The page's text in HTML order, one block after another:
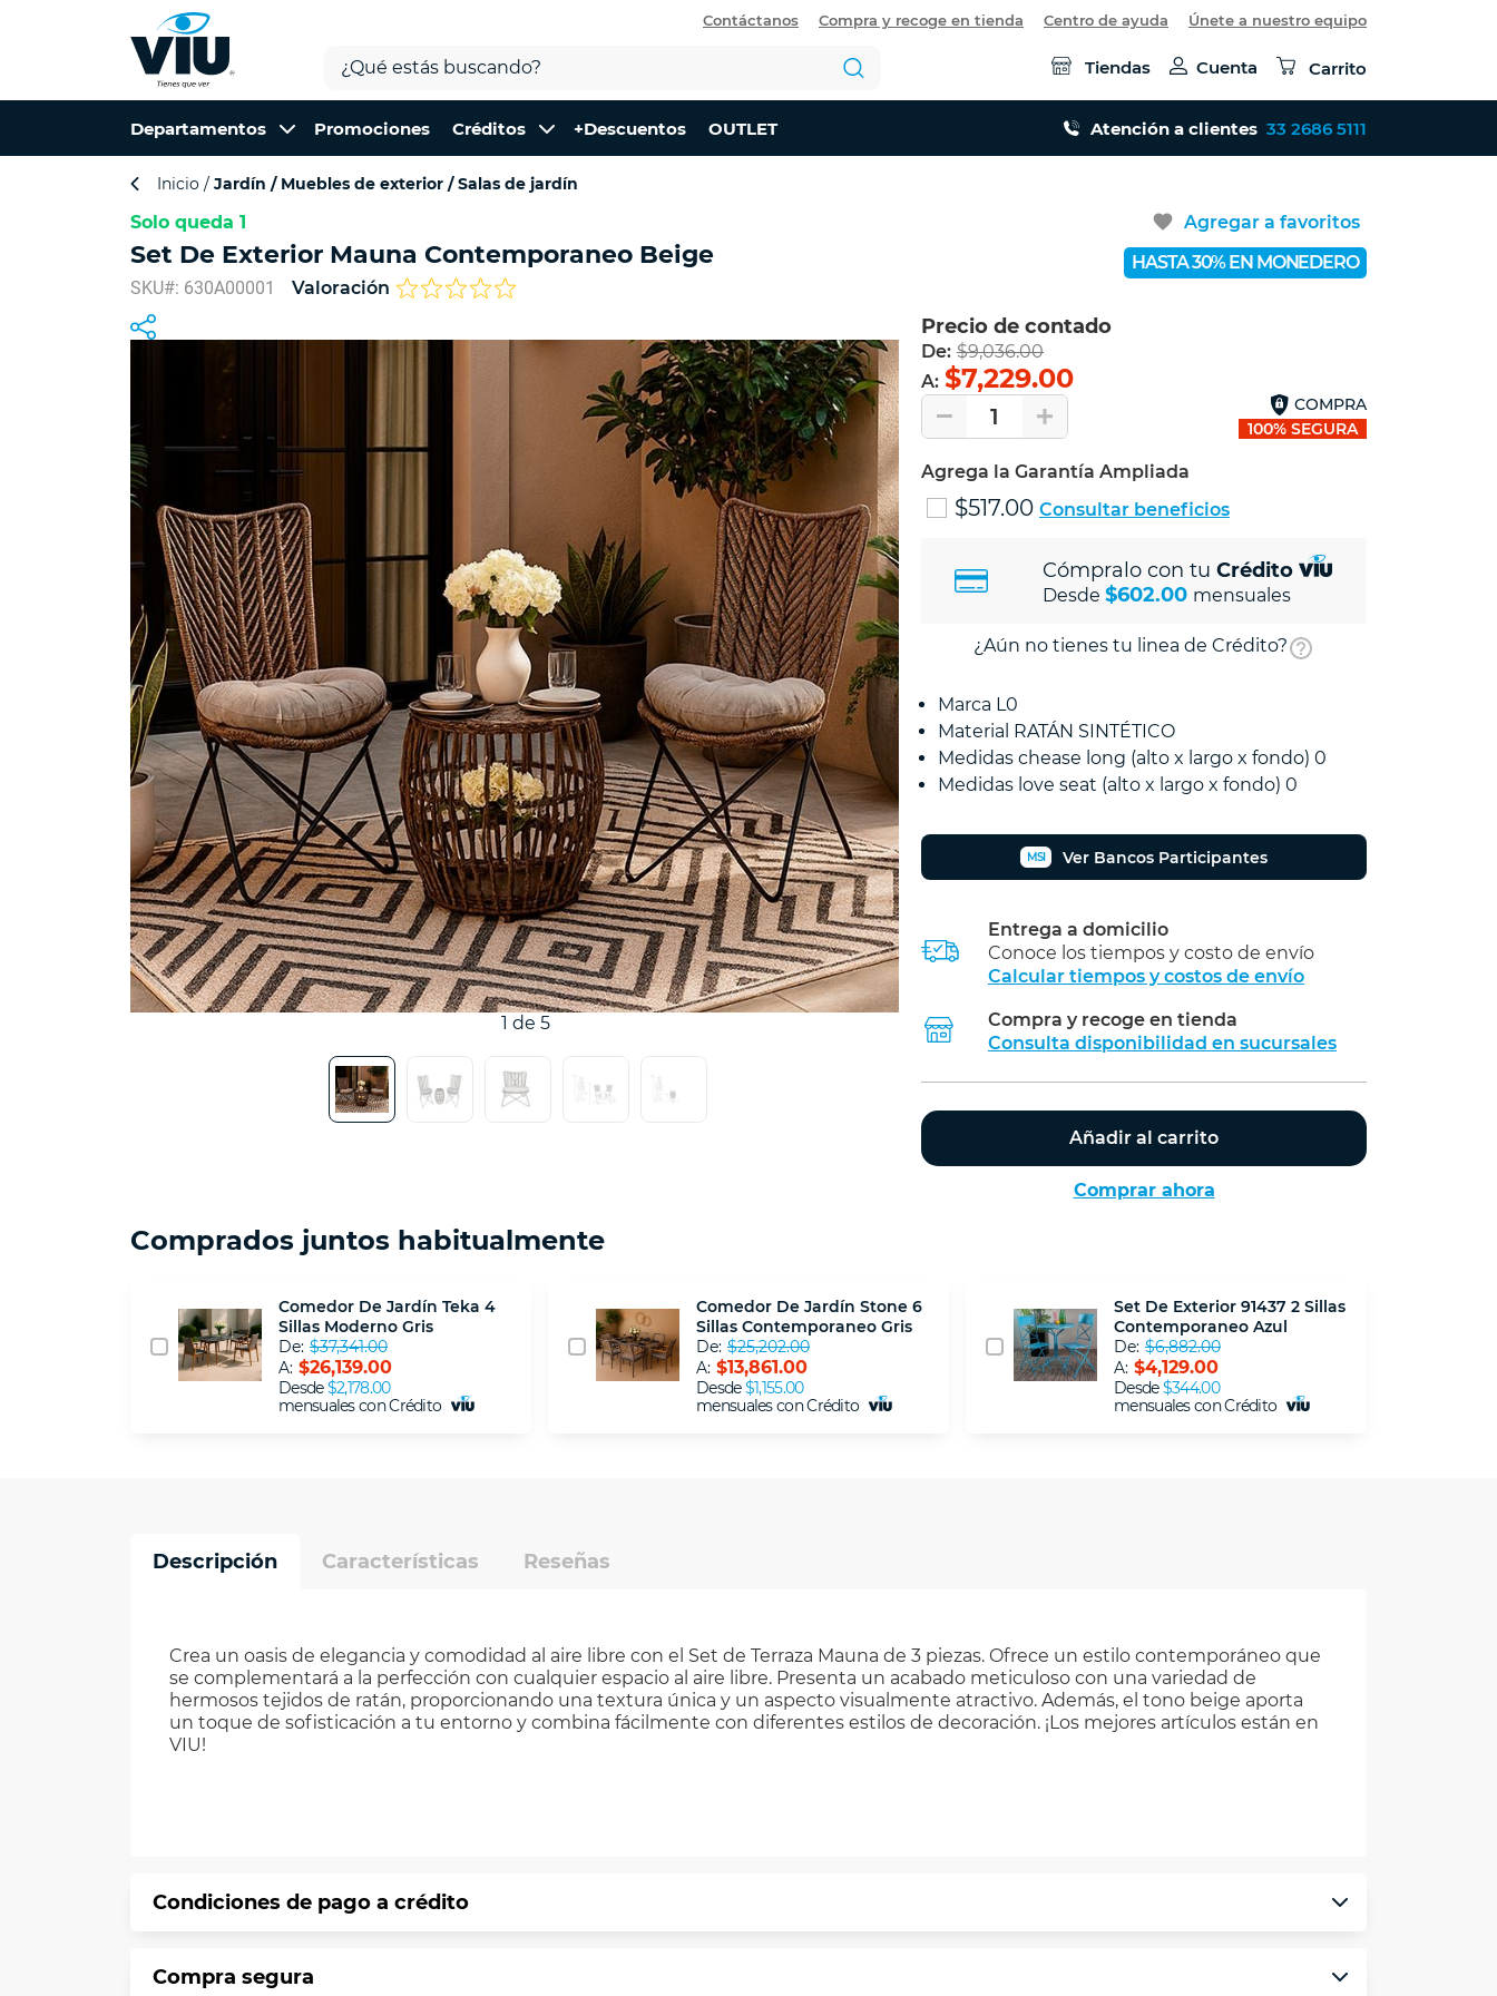
Contáctanos Compra y recoge en tienda Centro de ayuda Únete a nuestro equipo
Tiendas Cuenta Carrito
Departamentos Promociones Créditos +Descuentos OUTLET Atención a clientes 33 2686 5111
Inicio Jardín Muebles de exterior Salas de jardín
favorite Agregar a favoritos
1 de 5
Solo queda 1
Set De Exterior Mauna Contemporaneo Beige
SKU#: 630A00001 Valoración
Precio de contado
De: $9,036.00
A: $7,229.00
1
HASTA 30% EN MONEDERO
COMPRA
100% SEGURA
Agrega la Garantía Ampliada
$517.00 Consultar beneficios
Cómpralo con tu Crédito
Desde $602.00 mensuales
¿Aún no tienes tu linea de Crédito?
Marca L0
Material RATÁN SINTÉTICO
Medidas chease long (alto x largo x fondo) 0
Medidas love seat (alto x largo x fondo) 0
MSI Ver Bancos Participantes
Entrega a domicilio
Conoce los tiempos y costo de envío
Calcular tiempos y costos de envío
Calcular
Compra y recoge en tienda
Consulta disponibilidad en sucursales
Añadir al carrito
Comprar ahora
Comprados juntos habitualmente
Comedor De Jardín Teka 4
Sillas Moderno Gris
De: $37,341.00
A: $26,139.00
Desde$2,178.00
mensuales con Crédito
Comedor De Jardín Stone 6
Sillas Contemporaneo Gris
De: $25,202.00
A: $13,861.00
Desde$1,155.00
mensuales con Crédito
Set De Exterior 91437 2 Sillas
Contemporaneo Azul
De: $6,882.00
A: $4,129.00
Desde$344.00
mensuales con Crédito
Descripción Características Reseñas
Crea un oasis de elegancia y comodidad al aire libre con el Set de Terraza Mauna de 3 piezas. Ofrece un estilo contemporáneo que
se complementará a la perfección con cualquier espacio al aire libre. Presenta un acabado meticuloso con una variedad de
hermosos tejidos de ratán, proporcionando una textura única y un aspecto visualmente atractivo. Además, el tono beige aporta
un toque de sofisticación a tu entorno y combina fácilmente con diferentes estilos de decoración. ¡Los mejores artículos están en
VIU!
Condiciones de pago a crédito
Compra segura